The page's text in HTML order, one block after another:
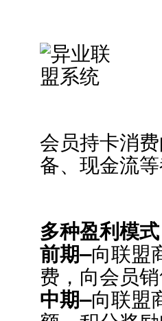
会员持卡消
备、现金流
多种盈利模
前期–向联盟
费，向会员
中期–向联盟